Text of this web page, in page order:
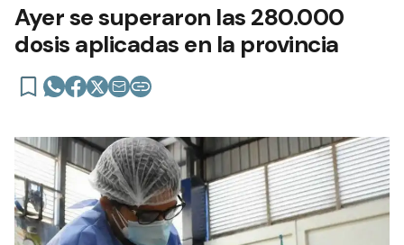
Ayer se superaron las 280.000
dosis aplicadas en la provincia